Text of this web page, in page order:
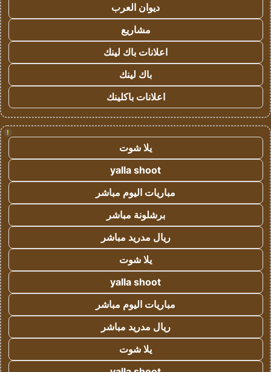
ديوان العرب
مشاريع
اعلانات باك لينك
باك لينك
اعلانات باكلينك
!
يلا شوت
yalla shoot
مباريات اليوم مباشر
برشلونة مباشر
ريال مدريد مباشر
يلا شوت
yalla shoot
مباريات اليوم مباشر
ريال مدريد مباشر
يلا شوت